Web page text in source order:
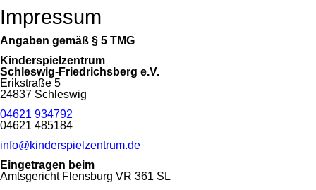
Impressum
Angaben gemäß § 5 TMG
Kinderspielzentrum
Schleswig-Friedrichsberg e.V.
Erikstraße 5
24837 Schleswig
04621 934792
04621 485184
info@kinderspielzentrum.de
Eingetragen beim
Amtsgericht Flensburg VR 361 SL